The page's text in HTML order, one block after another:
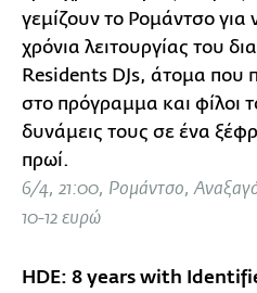
γεμίζουν το Ρομάντσο για
χρόνια λειτουργίας του
Residents DJs, άτομα
στο πρόγραμμα και φίλοι
δυνάμεις τους σε ένα
πρωί.
6/4, 21:00, Ρομάντσο,
10-12 ευρώ
HDE: 8 years with